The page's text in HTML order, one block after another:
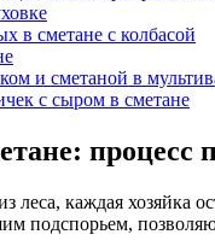
в сметане с колбасой
и сметаной в
с сыром в сметане
процесс
леса, каждая
подспорьем,